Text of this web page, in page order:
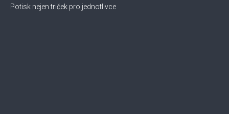
Potisk nejen triček pro jednotlivce